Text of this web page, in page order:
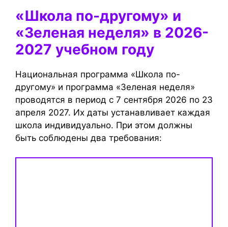
«Школа по-другому» и
«Зеленая неделя» в 2026-
2027 учебном году
Национальная программа «Школа по-
другому» и программа «Зеленая неделя»
проводятся в период с 7 сентября 2026 по 23
апреля 2027. Их даты устанавливает каждая
школа индивидуально. При этом должны
быть соблюдены два требования: